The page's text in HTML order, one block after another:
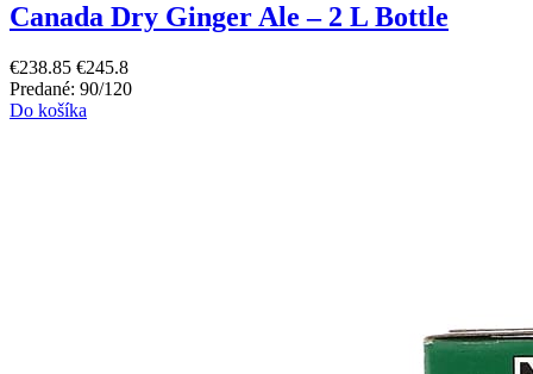
Canada Dry Ginger Ale – 2 L Bottle
€238.85 €245.8
Predané: 90/120
Do košíka